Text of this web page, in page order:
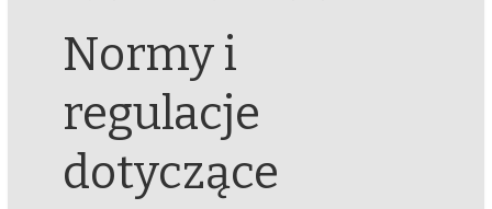
Normy i
regulacje
dotyczące